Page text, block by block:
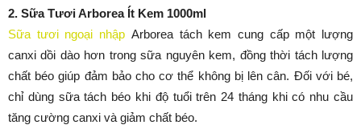
2. Sữa Tươi Arborea Ít Kem 1000ml
Sữa tươi ngoại nhập Arborea tách kem cung cấp một lượng
canxi dồi dào hơn trong sữa nguyên kem, đồng thời tách lượng
chất béo giúp đảm bảo cho cơ thể không bị lên cân. Đối với bé,
chỉ dùng sữa tách béo khi độ tuổi trên 24 tháng khi có nhu cầu
tăng cường canxi và giảm chất béo.